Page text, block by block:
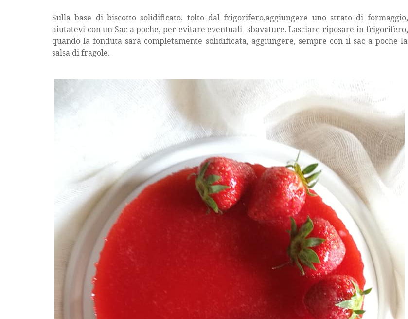
Sulla base di biscotto solidificato, tolto dal frigorifero,aggiungere uno strato di formaggio,
aiutatevi con un Sac a poche, per evitare eventuali sbavature. Lasciare riposare in frigorifero,
quando la fonduta sarà completamente solidificata, aggiungere, sempre con il sac a poche la
salsa di fragole.